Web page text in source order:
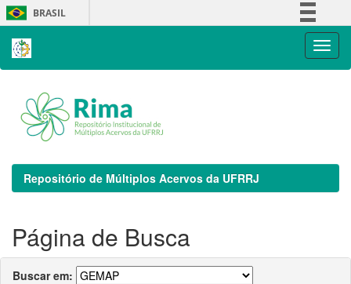
Skip
navigation
BRASIL
Repositório de Múltiplos Acervos da UFRRJ
Página de Busca
Buscar em: